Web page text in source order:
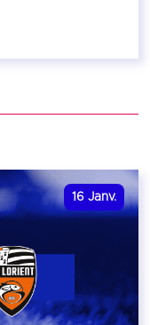
16 Janv.